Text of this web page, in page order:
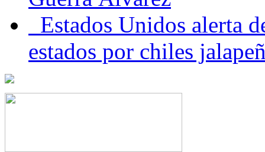
Estados Unidos alerta
estados por chiles